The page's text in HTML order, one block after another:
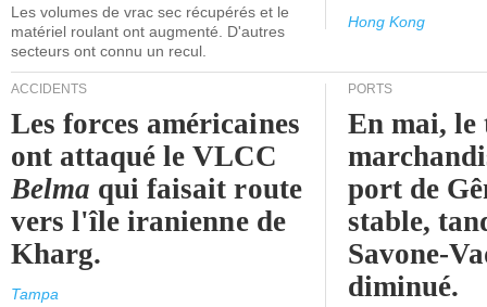
Les volumes de vrac sec récupérés et le
matériel roulant ont augmenté. D'autres
secteurs ont connu un recul.
Hong Kong
ACCIDENTS
Les forces américaines
ont attaqué le VLCC
Belma qui faisait route
vers l'île iranienne de
Kharg.
Tampa
PORTS
En mai, le
port de
stable,
Savone-
diminué.